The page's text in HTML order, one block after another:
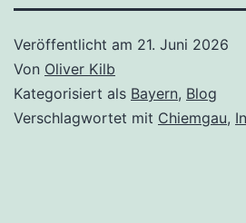
Veröffentlicht am 21. Juni 2026
Von Oliver Kilb
Kategorisiert als Bayern, Blog
Verschlagwortet mit Chiemgau,